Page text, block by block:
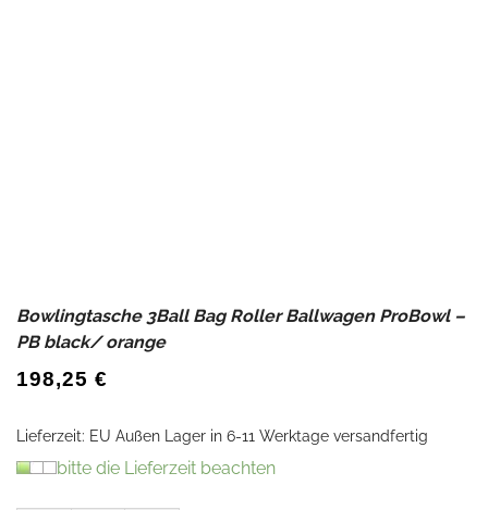
Bowlingtasche 3Ball Bag Roller Ballwagen ProBowl –
PB black/ orange
198,25 €
Lieferzeit: EU Außen Lager in 6-11 Werktage versandfertig
bitte die Lieferzeit beachten